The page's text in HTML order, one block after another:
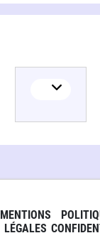
MENTIONS
LÉGALES